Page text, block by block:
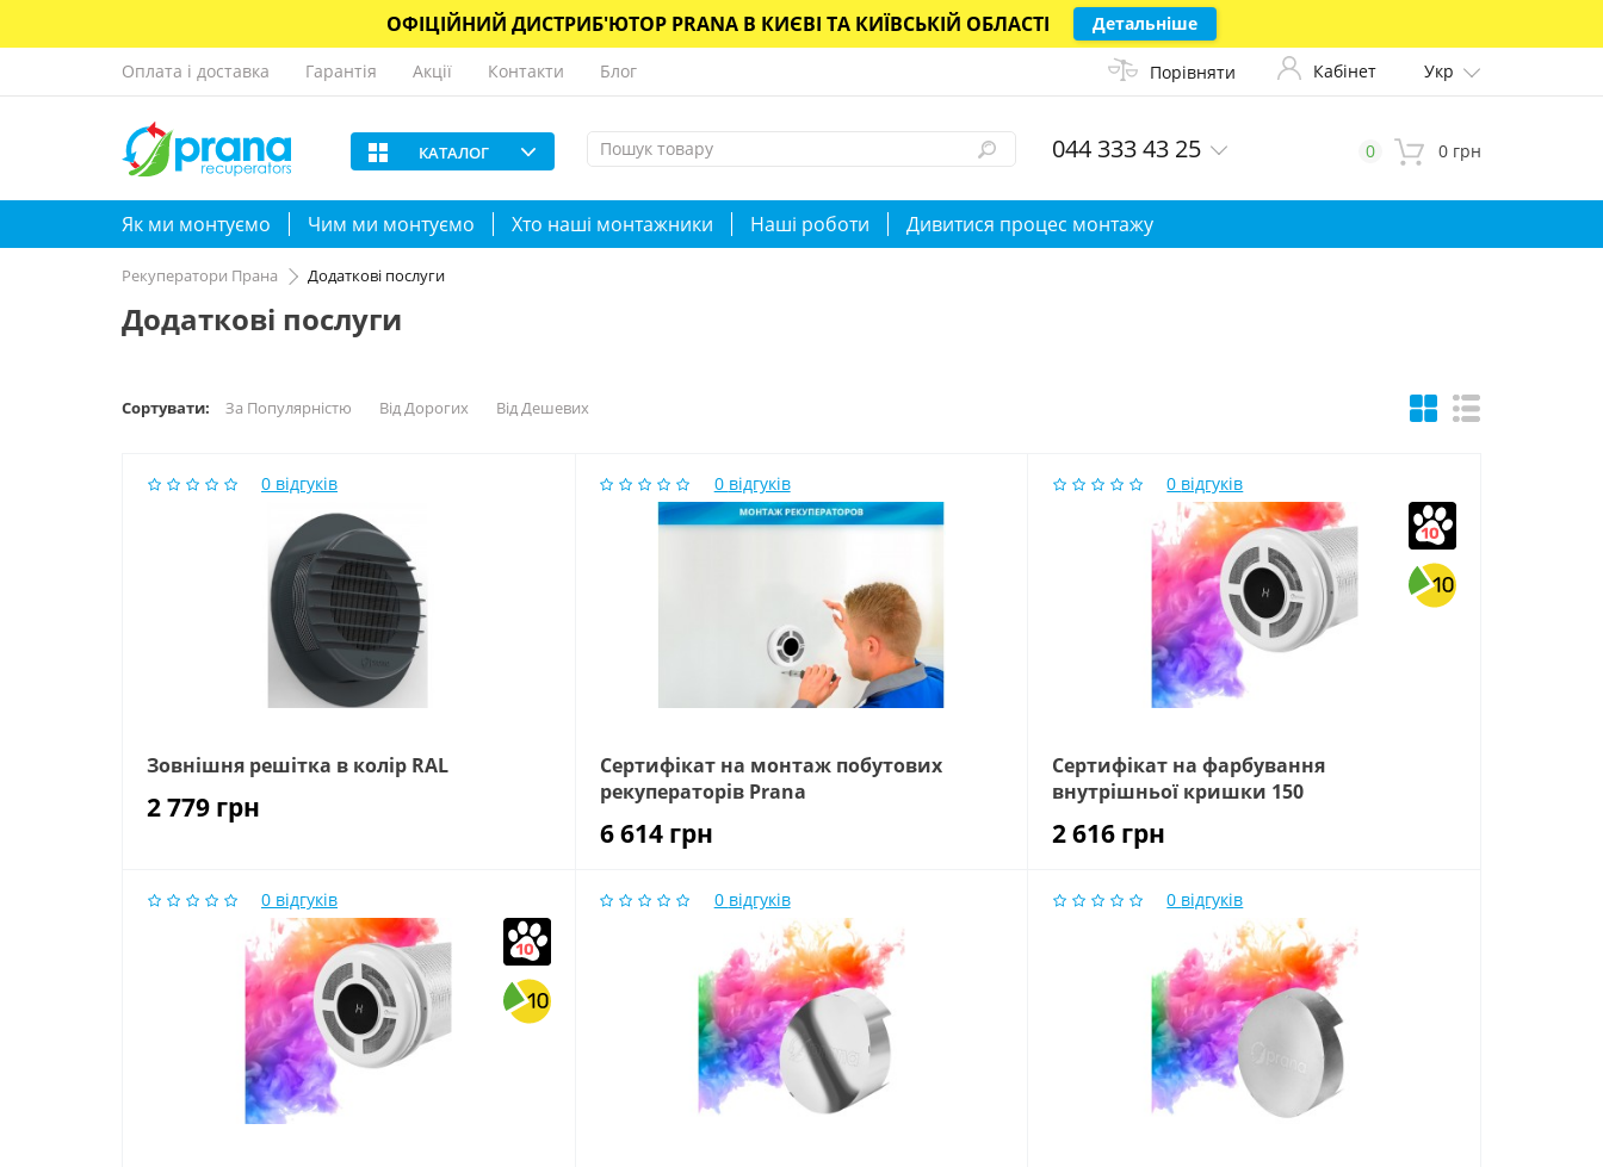
ОФІЦІЙНИЙ ДИСТРИБ'ЮТОР PRANA В КИЄВІ ТА КИЇВСЬКІЙ ОБЛАСТІ Детальніше
Оплата і доставка Гарантія Акції Контакти Блог Порівняти Кабінет Укр
КАТАЛОГ 044 333 43 25 0 0 грн
Як ми монтуємо Чим ми монтуємо Хто наші монтажники Наші роботи Дивитися процес монтажу
Рекуператори Прана Додаткові послуги
Додаткові послуги
Сортувати: За Популярністю Від Дорогих Від Дешевих
0 відгуків
Зовнішня решітка в колір RAL
2 779 грн
0 відгуків
Сертифікат на монтаж побутових
рекуператорів Prana
6 614грн
0 відгуків
Сертифікат на фарбування
внутрішньої кришки 150
2 616 грн
0 відгуків 0 відгуків 0 відгуків